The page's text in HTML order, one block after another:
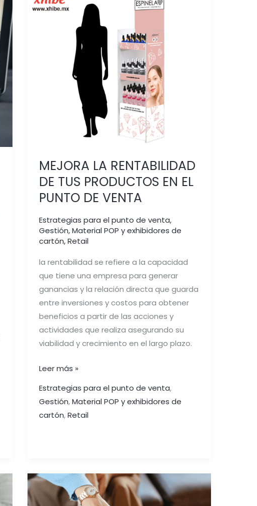
MEJORA LA RENTABILIDAD
DE TUS PRODUCTOS EN EL
PUNTO DE VENTA
Estrategias para el punto de venta,
Gestión,Material POP y exhibidores de
cartón,Retail
la rentabilidad se refiere a la capacidad
que tiene una empresa para generar
ganancias y la relación directa que guarda
entre inversiones y costos para obtener
beneficios a partir de las acciones y
actividades que realiza asegurando su
viabilidad y crecimiento en el largo plazo.
RENTABILIDAD
PRODUCTOS
Leer más »
Estrategias para el punto de venta,
Gestión,Material POP y exhibidores de
cartón,Retail
LA